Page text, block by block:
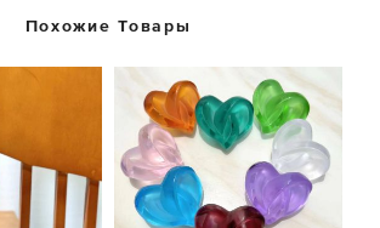
Похожие Товары